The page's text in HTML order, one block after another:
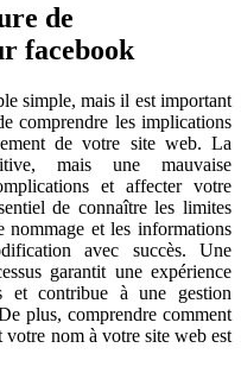
de
facebook
simple, mais il est important
comprendre les implications
de votre site web. La
mais une mauvaise
et affecter votre
de connaître les limites
nommage et les informations
avec succès. Une
garantit une expérience
et contribue à une gestion
plus, comprendre comment
votre nom à votre site web est